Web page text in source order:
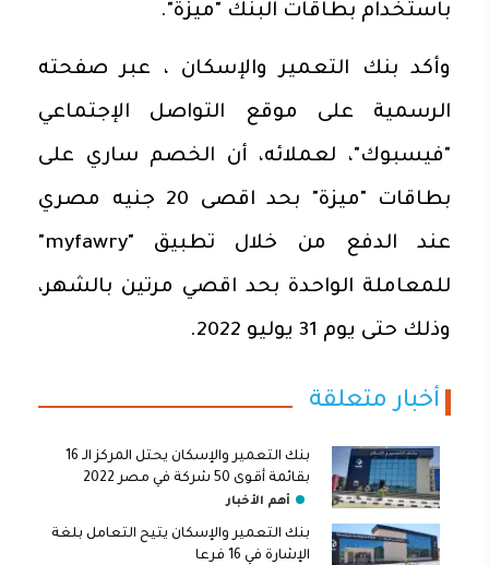
باستخدام بطاقات البنك "ميزة".
وأكد بنك التعمير والإسكان ، عبر صفحته
الرسمية على موقع التواصل الإجتماعي
"فيسبوك"، لعملائه، أن الخصم ساري على
بطاقات "ميزة" بحد اقصى 20 جنيه مصري
عند الدفع من خلال تطبيق "myfawry"
للمعاملة الواحدة بحد اقصي مرتين بالشهر،
وذلك حتى يوم 31 يوليو 2022.
أخبار متعلقة
بنك التعمير والإسكان يحتل المركز الـ 16
بقائمة أقوى 50 شركة في مصر 2022
أهم الأخبار
بنك التعمير والإسكان يتيح التعامل بلغة
الإشارة في 16 فرعا